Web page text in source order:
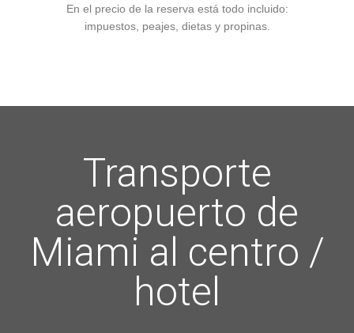
En el precio de la reserva está todo incluido:
impuestos, peajes, dietas y propinas.
Transporte
aeropuerto de
Miami al centro /
hotel